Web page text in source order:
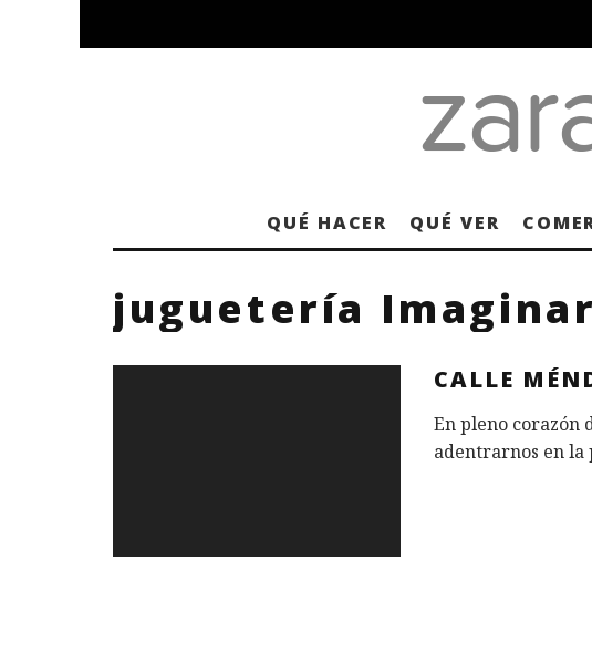
QUÉ HACER QUÉ VER
juguetería
CALLE
En pleno corazón
adentrarnos en